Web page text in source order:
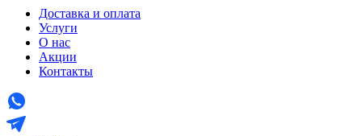
Доставка и оплата
Услуги
О нас
Акции
Контакты